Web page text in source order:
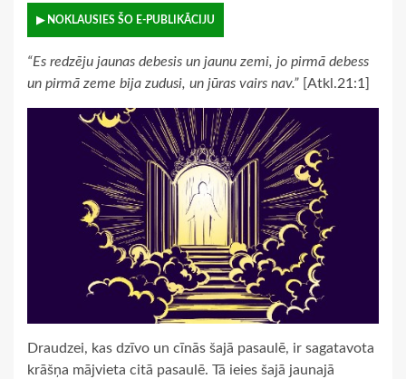
▶ NOKLAUSIES ŠO E-PUBLIKĀCIJU
“Es redzēju jaunas debesis un jaunu zemi, jo pirmā debess
un pirmā zeme bija zudusi, un jūras vairs nav.” [Atkl.21:1]
Draudzei, kas dzīvo un cīnās šajā pasaulē, ir sagatavota
krāšņa mājvieta citā pasaulē. Tā ieies šajā jaunajā